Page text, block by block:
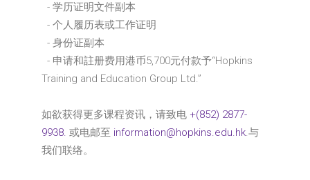
- 学历证明文件副本
- 个人履历表或工作证明
- 身份证副本
- 申请和註册费用港币5,700元付款予“Hopkins
Training and Education Group Ltd.”
如欲获得更多课程资讯，请致电 +(852) 2877-
9938. 或电邮至 information@hopkins.edu.hk.与
我们联络。